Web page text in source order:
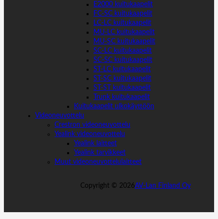
E2000 kuitukaapelit
FC-SC kuitukaapelit
LC-LC kuitukaapelit
MU-LC kuitukaapelit
MU-SC kuitukaapelit
SC-LC kuitukaapelit
SC-SC kuitukaapelit
ST-LC kuitukaapelit
ST-SC kuitukaapelit
ST-ST kuitukaapelit
Trunk kuitukaapelit
Kuitukaapelit ulkokäyttöön
Videoneuvottelu
Crestron videoneuvottelu
Yealink videoneuvottelu
Yealink laitteet
Yealink tarvikkeet
Muut videoneuvottelulaitteet
Copyright © 2026AV-Lan Finland Oy